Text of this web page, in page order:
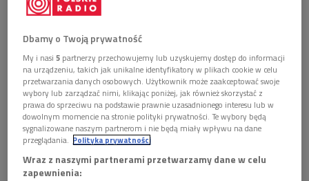
 14'17 
Światłocień i uroda życia na płótnach Antonia
Corregio (W stronę sztuki/Dwójka)
 14'46
Antionio Corregio. Druga część opowieści dr
Bożeny Fabiani (W stronę sztuki/Dwójka)
Dbamy o Twoją prywatność
My i nasi5 partnerzy przechowujemy lub uzyskujemy dostęp do informacji
na urządzeniu, takich jak unikalne identyfikatory w plikach cookie w celu
przetwarzania danych osobowych. Użytkownik może zaakceptować swoje
wybory lub zarządzać nimi, klikając poniżej, jak również skorzystać z
prawa do sprzeciwu na podstawie prawnie uzasadnionego interesu lub w
dowolnym momencie na stronie polityki prywatności. Te wybory będą
sygnalizowane naszym partnerom i nie będą miały wpływu na dane
przeglądania. Polityka prywatności
Wraz z naszymi partnerami przetwarzamy dane w celu
zapewnienia: